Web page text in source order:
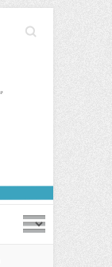
Search
Cerca